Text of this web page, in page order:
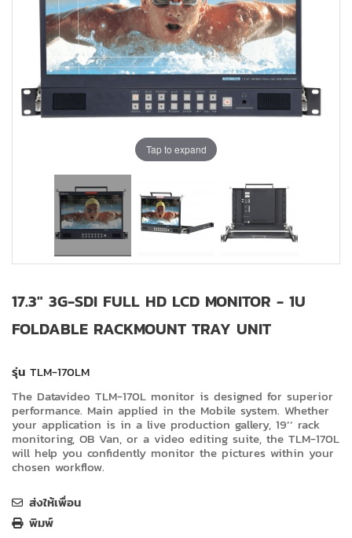
CONTACT US
ABOUT US
Tap to expand
17.3" 3G-SDI FULL HD LCD MONITOR - 1U
FOLDABLE RACKMOUNT TRAY UNIT
รุ่น TLM-170LM
The Datavideo TLM-170L monitor is designed for superior
performance. Main applied in the Mobile system. Whether
your application is in a live production gallery, 19’’ rack
monitoring, OB Van, or a video editing suite, the TLM-170L
will help you confidently monitor the pictures within your
chosen workflow.
ส่งให้เพื่อน
พิมพ์